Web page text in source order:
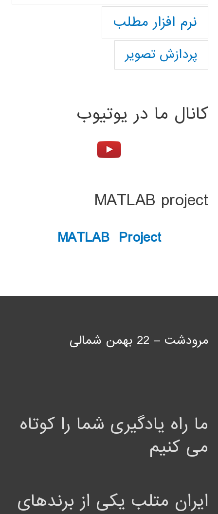
نرم افزار مطلب
پردازش تصویر
کانال ما در یوتیوب
MATLAB project
MATLAB Project
مرودشت – 22 بهمن شمالی
ما راه یادگیری شما را کوتاه
می کنیم
ایران متلب یکی از برندهای